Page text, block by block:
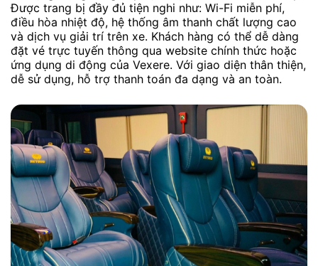
Được trang bị đầy đủ tiện nghi như: Wi-Fi miễn phí,
điều hòa nhiệt độ, hệ thống âm thanh chất lượng cao
và dịch vụ giải trí trên xe. Khách hàng có thể dễ dàng
đặt vé trực tuyến thông qua website chính thức hoặc
ứng dụng di động của Vexere. Với giao diện thân thiện,
dễ sử dụng, hỗ trợ thanh toán đa dạng và an toàn.